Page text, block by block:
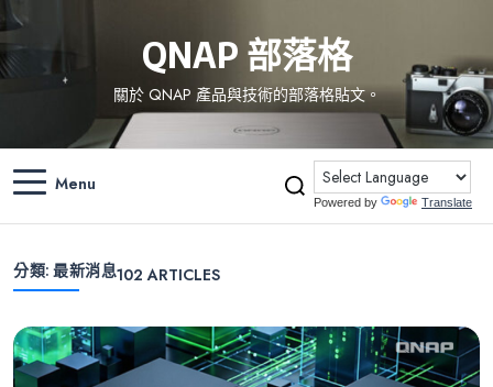
QNAP 部落格
關於 QNAP 產品與技術的部落格貼文。
Menu
Powered by Translate
分類: 最新消息102 ARTICLES